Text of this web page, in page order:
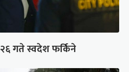
गते स्वदेश फर्किने